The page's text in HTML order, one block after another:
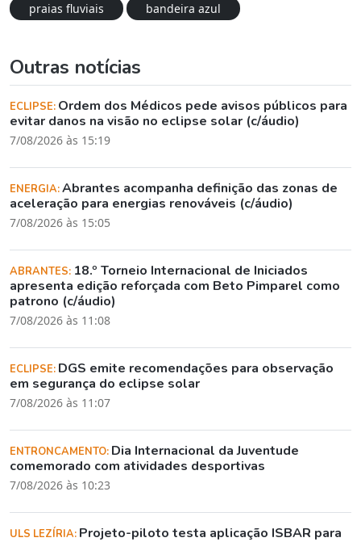
praias fluviais bandeira azul
Outras notícias
ECLIPSE: Ordem dos Médicos pede avisos públicos para
evitar danos na visão no eclipse solar (c/áudio)
7/08/2026 às 15:19
ENERGIA:Abrantes acompanha definição das zonas de
aceleração para energias renováveis (c/áudio)
7/08/2026 às 15:05
ABRANTES: 18.º Torneio Internacional de Iniciados
apresenta edição reforçada com Beto Pimparel como
patrono (c/áudio)
7/08/2026 às 11:08
ECLIPSE: DGS emite recomendações para observação
em segurança do eclipse solar
7/08/2026 às 11:07
ENTRONCAMENTO: Dia Internacional da Juventude
comemorado com atividades desportivas
7/08/2026 às 10:23
ULS LEZÍRIA: Projeto-piloto testa aplicação ISBAR para